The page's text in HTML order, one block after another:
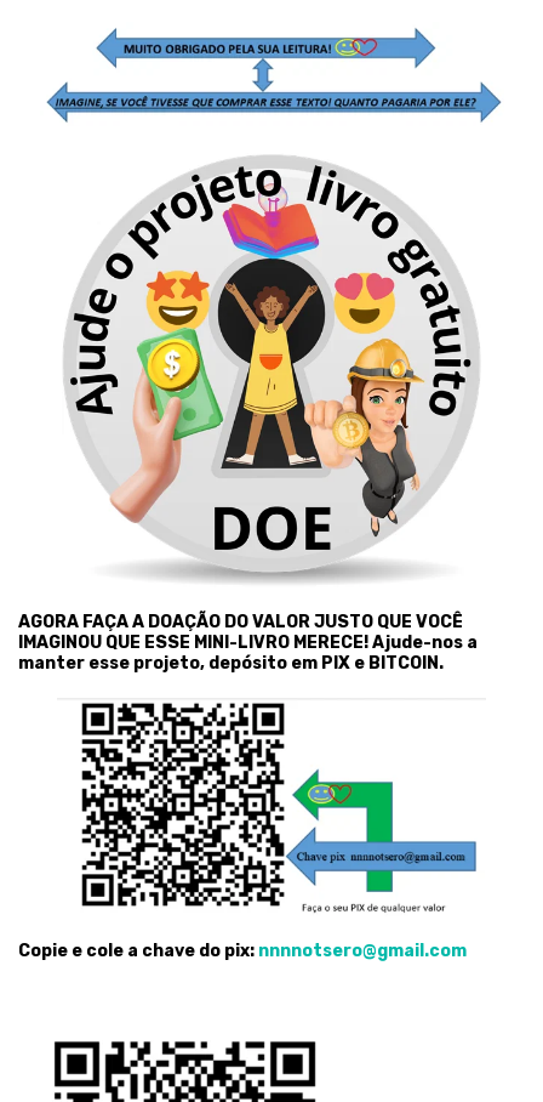
AGORA FAÇA A DOAÇÃO DO VALOR JUSTO QUE VOCÊ
IMAGINOU QUE ESSE MINI-LIVRO MERECE! Ajude-nos a
manter esse projeto, depósito em PIX e BITCOIN.
Copie e cole a chave do pix: nnnnotsero@gmail.com